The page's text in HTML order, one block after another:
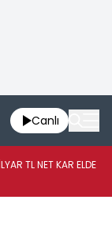
Canlı
TL NET KAR ELDE